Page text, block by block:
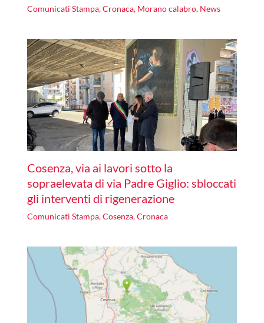
Comunicati Stampa,Cronaca, Morano calabro, News
Cosenza, via ai lavori sotto la
sopraelevata di via Padre Giglio: sbloccati
gli interventi di rigenerazione
Comunicati Stampa,Cosenza,Cronaca